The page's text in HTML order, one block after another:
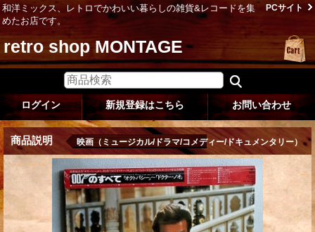
和洋ミックス、レトロでかわいい暮らしの雑貨&レコードを集
めたお店です。
PCサイト
retro shop MONTAGE
ログイン 新規登録はこちら お問い合わせ
商品説明 映画（ミュージカル/ドラマ/コメディー/ドキュメンタリー）